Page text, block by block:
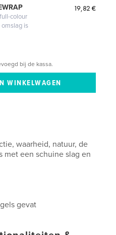
colour
is
19,82 €
bij de kassa.
waarheid, natuur, de
met een schuine slag en
gevat